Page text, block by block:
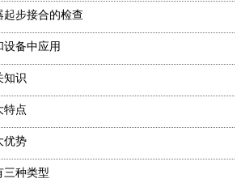
步接合的检查
备中应用
知识
特点
优势
三种类型